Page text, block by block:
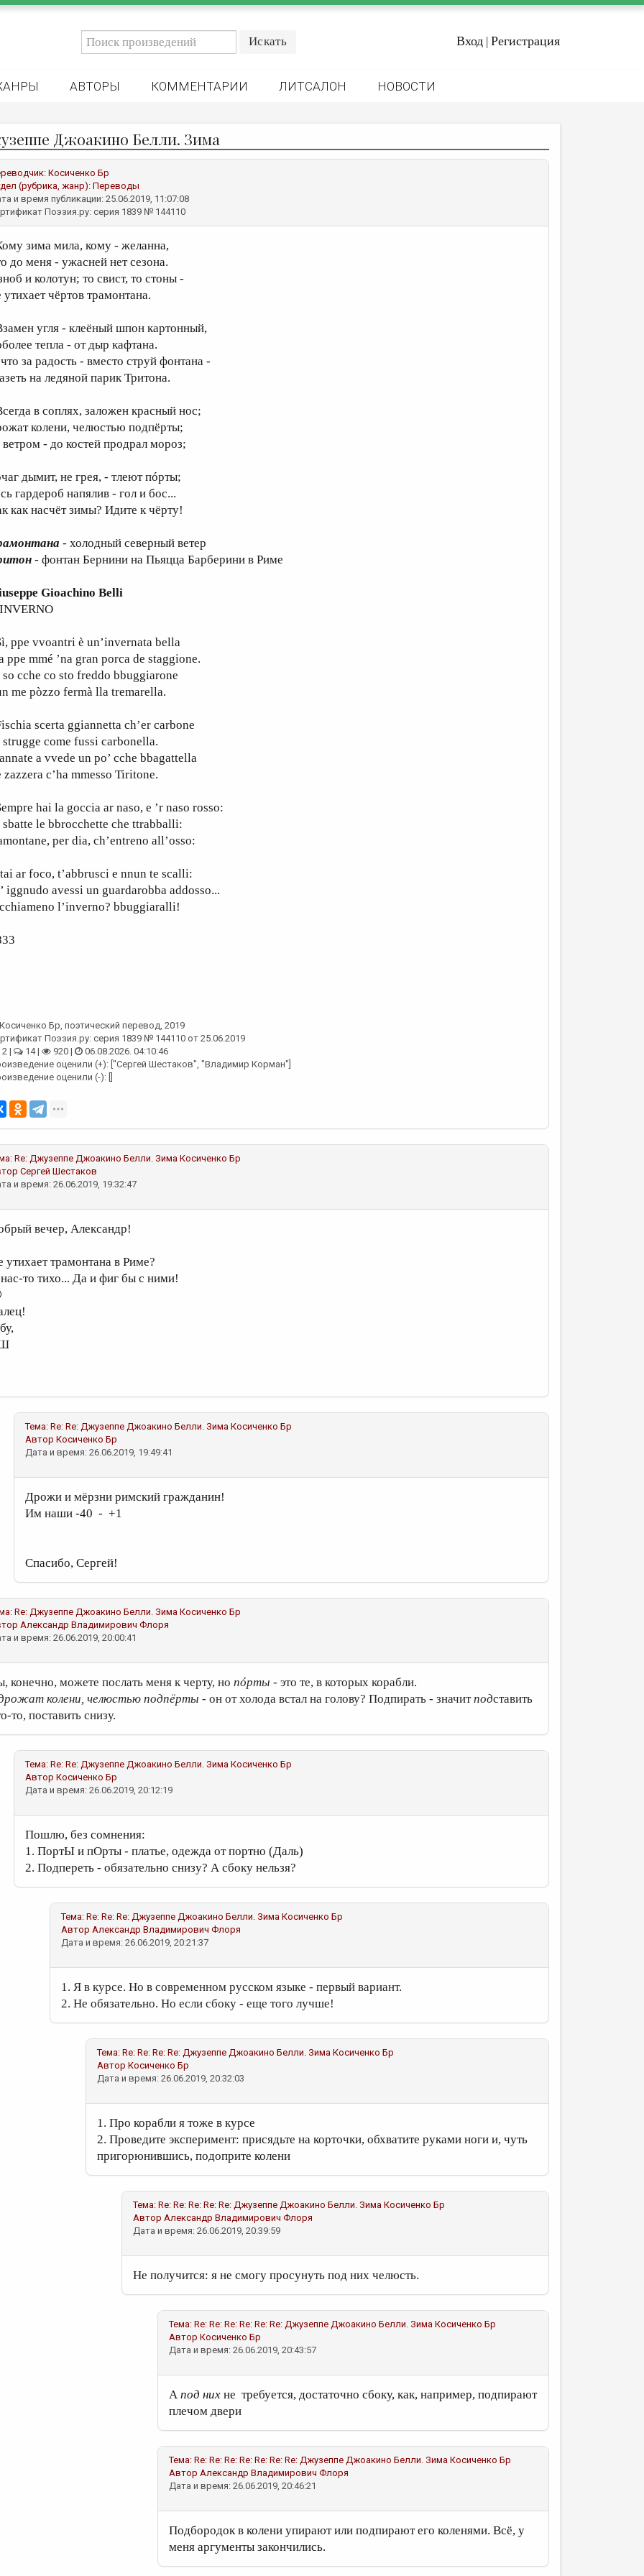
Вход | Регистрация
АВТОРЫ КОММЕНТАРИИ ЛИТСАЛОН НОВОСТИ
Джоакино Белли. Зима
Косиченко Бр
(рубрика, жанр):Переводы
и время публикации: 25.06.2019, 11:07:08
Поэзия.ру: серия 1839 № 144110
зима мила, кому - желанна,
до меня - ужасней нет сезона.
и колотун; то свист, то стоны -
утихает чёртов трамонтана.
угля - клеёный шпон картонный,
тепла - от дыр кафтана.
за радость - вместо струй фонтана -
на ледяной парик Тритона.
в соплях, заложен красный нос;
колени, челюстью подпёрты;
ветром - до костей продрал мороз;
дымит, не грея, - тлеют пóрты;
гардероб напялив - гол и бос...
как насчёт зимы? Идите к чёрту!
- холодный северный ветер
- фонтан Бернини на Пьяцца Барберини в Риме
Gioachino Belli
ppe vvoantri è un’invernata bella
ppe mmé ’na gran porca de staggione.
cche co sto freddo bbuggiarone
me pòzzo fermà lla tremarella.
scerta ggiannetta ch’er carbone
strugge come fussi carbonella.
a vvede un po’ cche bbagattella
zazzera c’ha mmesso Tiritone.
hai la goccia ar naso, e ’r naso rosso:
sbatte le bbrocchette che ttrabballi:
per dia, ch’entreno all’osso:
ar foco, t’abbrusci e nnun te scalli:
iggnudo avessi un guardarobba addosso...
l’inverno? bbuggiaralli!
Косиченко Бр, поэтический перевод, 2019
Поэзия.ру: серия 1839 № 144110 от 25.06.2019
2 |
14 | 920 |
06.08.2026. 04:10:46
оценили (+): ["Сергей Шестаков", "Владимир Корман"]
оценили (-): []
Re: Джузеппе Джоакино Белли. Зима Косиченко Бр
Сергей Шестаков
и время: 26.06.2019, 19:32:47
вечер, Александр!
утихает трамонтана в Риме?
то тихо... Да и фиг бы с ними!
Тема: Re: Re: Джузеппе Джоакино Белли. Зима Косиченко Бр
Автор Косиченко Бр
Дата и время: 26.06.2019, 19:49:41
Дрожи и мёрзни римский гражданин!
Им наши -40 - +1
Спасибо, Сергей!
Re: Джузеппе Джоакино Белли. Зима Косиченко Бр
Александр Владимирович Флоря
и время: 26.06.2019, 20:00:41
конечно, можете послать меня к черту, но пóрты - это те, в которых корабли.
колени, челюстью подпёрты - он от холода встал на голову? Подпирать - значитподставить
то, поставить снизу.
Тема: Re: Re: Джузеппе Джоакино Белли. Зима Косиченко Бр
Автор Косиченко Бр
Дата и время: 26.06.2019, 20:12:19
Пошлю, без сомнения:
1. ПортЫ и пОрты - платье, одежда от портно (Даль)
2. Подпереть - обязательно снизу? А сбоку нельзя?
Тема: Re: Re: Re: Джузеппе Джоакино Белли. Зима Косиченко Бр
Автор Александр Владимирович Флоря
Дата и время: 26.06.2019, 20:21:37
1. Я в курсе. Но в современном русском языке - первый вариант.
2. Не обязательно. Но если сбоку - еще того лучше!
Тема: Re: Re: Re: Re: Джузеппе Джоакино Белли. Зима Косиченко Бр
Автор Косиченко Бр
Дата и время: 26.06.2019, 20:32:03
1. Про корабли я тоже в курсе
2. Проведите эксперимент: присядьте на корточки, обхватите руками ноги и, чуть
пригорюнившись, подоприте колени
Тема: Re: Re: Re: Re: Re: Джузеппе Джоакино Белли. Зима Косиченко Бр
Автор Александр Владимирович Флоря
Дата и время: 26.06.2019, 20:39:59
Не получится: я не смогу просунуть под них челюсть.
Тема: Re: Re: Re: Re: Re: Re: Джузеппе Джоакино Белли. Зима Косиченко Бр
Автор Косиченко Бр
Дата и время: 26.06.2019, 20:43:57
А под них не требуется, достаточно сбоку, как, например, подпирают
плечом двери
Тема: Re: Re: Re: Re: Re: Re: Re: Джузеппе Джоакино Белли. Зима Косиченко Бр
Автор Александр Владимирович Флоря
Дата и время: 26.06.2019, 20:46:21
Подбородок в колени упирают или подпирают его коленями. Всё, у
меня аргументы закончились.